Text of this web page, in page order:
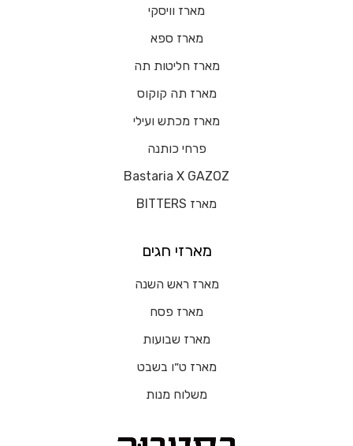
מארז וויסקי
מארז ספא
מארז חליטות תה
מארז תה קוקוס
מארז מכתש ועילי
פרחי כותנה
Bastaria X GAZOZ
מארז BITTERS
מארזי חגים
מארז ראש השנה
מארז פסח
מארז שבועות
מארז ט״ו בשבט
משלוח מנות